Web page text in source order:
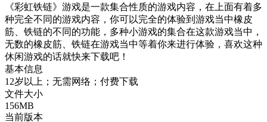
《彩虹铁链》游戏是一款集合性质的游戏内容，在上面有着多
种完全不同的游戏内容，你可以完全的体验到游戏当中橡皮
筋、铁链的不同的功能，多种小游戏的集合在这款游戏当中，
无数的橡皮筋、铁链在游戏当中等着你来进行体验，喜欢这种
休闲游戏的话就快来下载吧！
基本信息
12岁以上；无需网络；付费下载
文件大小
156MB
当前版本